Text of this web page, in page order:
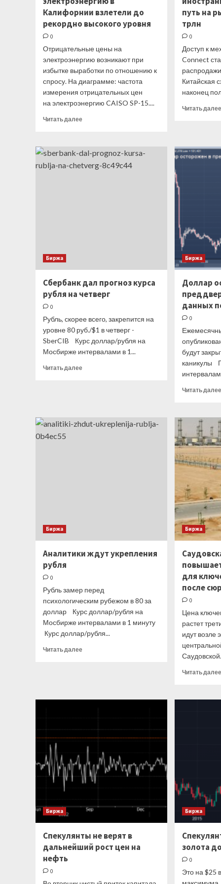
Калифорнии взлетели до
рекордно высокого уровня
0
Отрицательные цены на
электроэнергию возникают при
избытке выработки по отношению к
спросу. На диаграмме: частота
измерения отрицательных цен
на электроэнергию CAISO SP-15....
Читать далееПрочитать
цены
на
путь на
трлн
0
Доступ к
Connect
Китайская
наконец
Читать далее
Биржа
Сбербанк дал прогноз курса
рубля на четверг
0
Рубль, скорее всего, закрепится на
уровне 80 руб./$1 в четверг -
SberCIB Курс доллар/рубля на
Мосбирже интервалами в 1...
Читать далееПрочитать
курса
Биржа
Доллар
данных
0
будут
каникулы
Читать далее
Биржа
Аналитики ждут укрепления
рубля
0
Рубль замер перед
психологическим рубежом в 80 за
доллар Курс доллар/рубля на
Мосбирже интервалами в 1 минуту
Курс доллар/рубля...
Читать далееПрочитать
Биржа
для
после
0
Цена
растет
идут возле
Читать далее
Биржа
Спекулянты не верят в
дальнейший рост цен на
нефть
0
Биржа
золота
0
Это на $25